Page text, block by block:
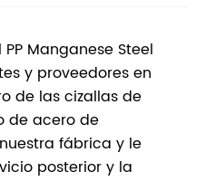
Manganese Steel
y proveedores en
de las cizallas de
de acero de
fábrica y le
posterior y la